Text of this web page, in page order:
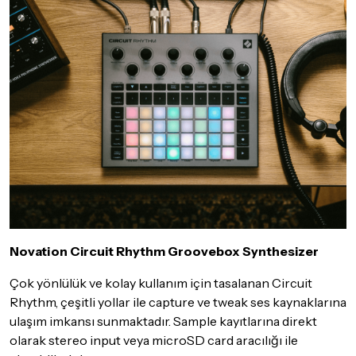
göndermeden önce mutlakaDestekekibimiz ile iletişime
geçerek bilgi veriniz.
İade ve değişim koşulları, ürün kategorilerine göre farklılık
gösterebilir. Lütfen satın almadan önce ilgili ürünün
iade/değişim şartlarını kontrol ettiğinizden emin olun.
Detaylar içintıklayınız
Novation Circuit Rhythm Groovebox Synthesizer
Çok yönlülük ve kolay kullanım için tasalanan Circuit
Rhythm, çeşitli yollar ile capture ve tweak ses kaynaklarına
ulaşım imkansı sunmaktadır. Sample kayıtlarına direkt
olarak stereo input veya microSD card aracılığı ile